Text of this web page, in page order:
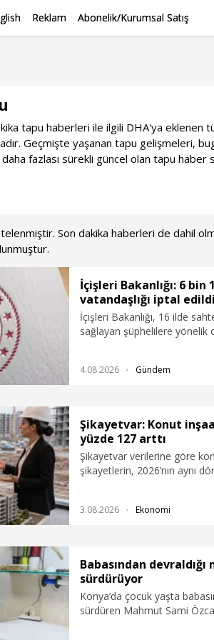
Reklam Abonelik/Kurumsal Satış
tapu haberleri ile ilgili DHA'ya eklenen
Geçmişte yaşanan tapu gelişmeleri,
fazlası sürekli güncel olan tapu haber
Son dakika haberleri de dahil
İçişleri Bakanlığı: 6 bin
vatandaşlığı iptal
İçişleri Bakanlığı, 16 ilde
sağlayan şüphelilere yönelik
4.08.2026 Gündem
Şikayetvar: Konut
yüzde 127 arttı
Şikayetvar verilerine göre
şikayetlerin, 2026’nın aynı
3.08.2026 Ekonomi
Babasından
sürdürüyor
Konya’da çocuk yaşta
sürdüren Mahmut Sami